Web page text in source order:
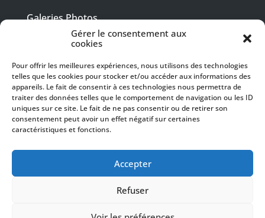
Gérer le consentement aux
cookies
Pour offrir les meilleures expériences, nous utilisons des technologies
telles que les cookies pour stocker et/ou accéder aux informations des
appareils. Le fait de consentir à ces technologies nous permettra de
traiter des données telles que le comportement de navigation ou les ID
uniques sur ce site. Le fait de ne pas consentir ou de retirer son
consentement peut avoir un effet négatif sur certaines
caractéristiques et fonctions.
Accepter
Refuser
Galeries Photos
Vidéothèque
Presse
Billetterie
Recrutement
Mentions légales
Politique de confidentialité
SUIVEZ-NOUS